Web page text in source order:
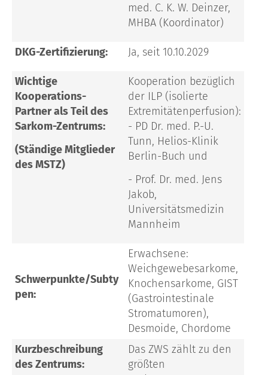
med. C. K. W. Deinzer,
MHBA (Koordinator)
DKG-Zertifizierung: Ja, seit 10.10.2029
Wichtige
Kooperations-
Partner als Teil des
Sarkom-Zentrums:
(Ständige Mitglieder
des MSTZ)
Kooperation bezüglich
der ILP (isolierte
Extremitätenperfusion):
- PD Dr. med. P.-U.
Tunn, Helios-Klinik
Berlin-Buch und
- Prof. Dr. med. Jens
Jakob,
Universitätsmedizin
Mannheim
Schwerpunkte/Subty
pen:
Erwachsene:
Weichgewebesarkome,
Knochensarkome, GIST
(Gastrointestinale
Stromatumoren),
Desmoide, Chordome
Kurzbeschreibung
des Zentrums:
Das ZWS zählt zu den
größten